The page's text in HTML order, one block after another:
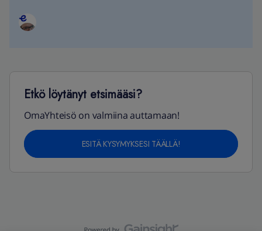
Etkö löytänyt etsimääsi?
OmaYhteisö on valmiina auttamaan!
ESITÄ KYSYMYKSESI TÄÄLLÄ!